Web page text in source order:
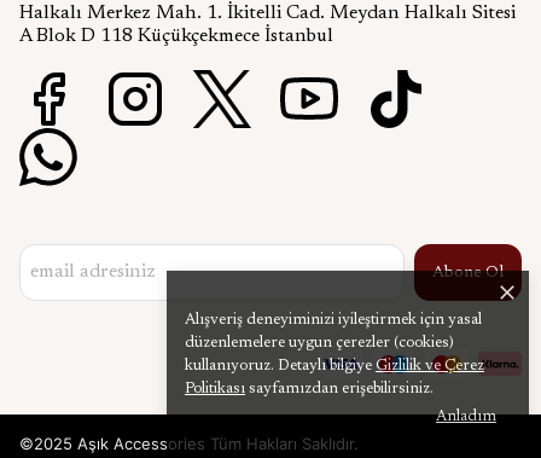
Alışveriş deneyiminizi iyileştirmek için yasal
düzenlemelere uygun çerezler (cookies)
kullanıyoruz. Detaylı bilgiye Gizlilik ve Çerez
Politikası sayfamızdan erişebilirsiniz.
Anladım
Halkalı Merkez Mah. 1. İkitelli Cad. Meydan Halkalı Sitesi
A Blok D 118 Küçükçekmece İstanbul
Abone Ol
©2025 Aşık Accessories Tüm Hakları Saklıdır.